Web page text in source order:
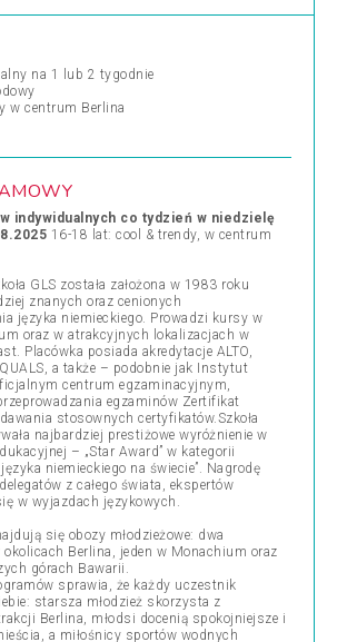
na 1 lub 2 tygodnie
w centrum Berlina
indywidualnych co tydzień w niedzielę
16-18 lat: cool & trendy, w centrum
GLS została założona w 1983 roku
znanych oraz cenionych
języka niemieckiego. Prowadzi kursy w
oraz w atrakcyjnych lokalizacjach w
Placówka posiada akredytacje ALTO,
a także – podobnie jak Instytut
centrum egzaminacyjnym,
egzaminów Zertifikat
stosownych certyfikatów.Szkoła
najbardziej prestiżowe wyróżnienie w
– „Star Award” w kategorii
niemieckiego na świecie”. Nagrodę
z całego świata, ekspertów
w wyjazdach językowych.
się obozy młodzieżowe: dwa
okolicach Berlina, jeden w Monachium oraz
górach Bawarii.
sprawia, że każdy uczestnik
starsza młodzież skorzysta z
Berlina, młodsi docenią spokojniejsze i
a miłośnicy sportów wodnych